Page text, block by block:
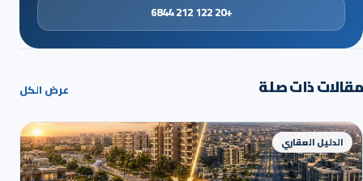
+20 122 212 6844
مقالات ذات صلة عرض الكل
الدليل العقاري